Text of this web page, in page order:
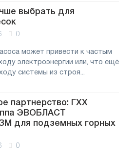
выбрать для
0
может привести к частым
электроэнергии или, что ещё
системы из строя...
партнерство: ГХХ
ЭВОБЛАСТ
для подземных горных
0